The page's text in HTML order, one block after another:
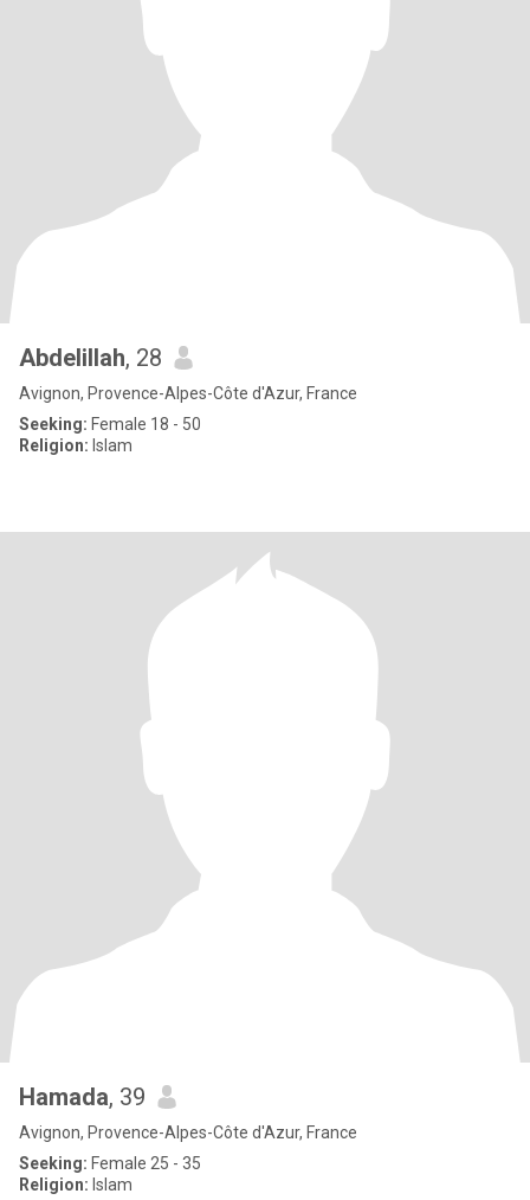
Abdelillah, 28
Avignon, Provence-Alpes-Côte d'Azur, France
Seeking: Female 18 - 50
Religion: Islam
Hamada, 39
Avignon, Provence-Alpes-Côte d'Azur, France
Seeking: Female 25 - 35
Religion: Islam